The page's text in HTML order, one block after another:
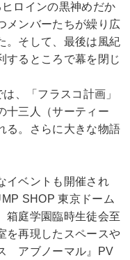
ロインの黒神めだか
メンバーたちが繰り広
。そして、最後は風紀
するところで幕を閉じ
、「フラスコ計画」
十三人（サーティー
る。さらに大きな物語
イベントも開催され
SHOP 東京ドーム
庭学園臨時生徒会至
を再現したスペースや
アブノーマル』PV